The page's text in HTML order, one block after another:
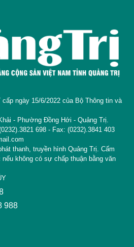
ngày 15/6/2022 của Bộ Thông tin và
- Phường Đồng Hới - Quảng Trị.
698 - Fax: (0232).3841 403
thanh, truyền hình Quảng Trị. Cấm
không có sự chấp thuận bằng văn
988